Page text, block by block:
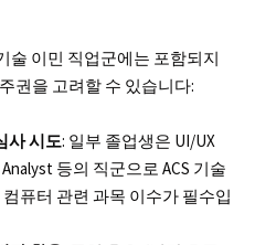
술 이민 직업군에는 포함되지
권을 고려할 수 있습니다:
사 시도: 일부 졸업생은 UI/UX
등의 직군으로 ACS 기술
퓨터 관련 과목 이수가 필수입